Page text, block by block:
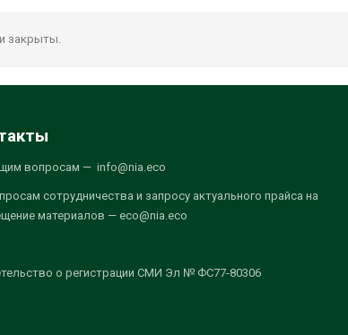
закрыты.
вопросам — info@nia.eco
сотрудничества и запросу актуального прайса на
материалов — eco@nia.eco
о регистрации СМИ Эл № ФС77-80306